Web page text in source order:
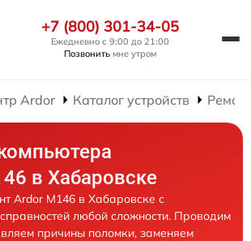
+7 (800) 301-34-05
Ежедневно с 9:00 до 21:00
Позвонить мне утром
Ardor Каталог устройств
в Хабаровске
Ardor M146 в Хабаровске с
любой сложности. Проводим
причины поломки, заменяем